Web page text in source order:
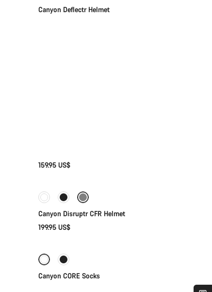
Canyon Deflectr Helmet
159.95 US$
Canyon Disruptr CFR Helmet
199.95 US$
-30%
Canyon CORE Socks